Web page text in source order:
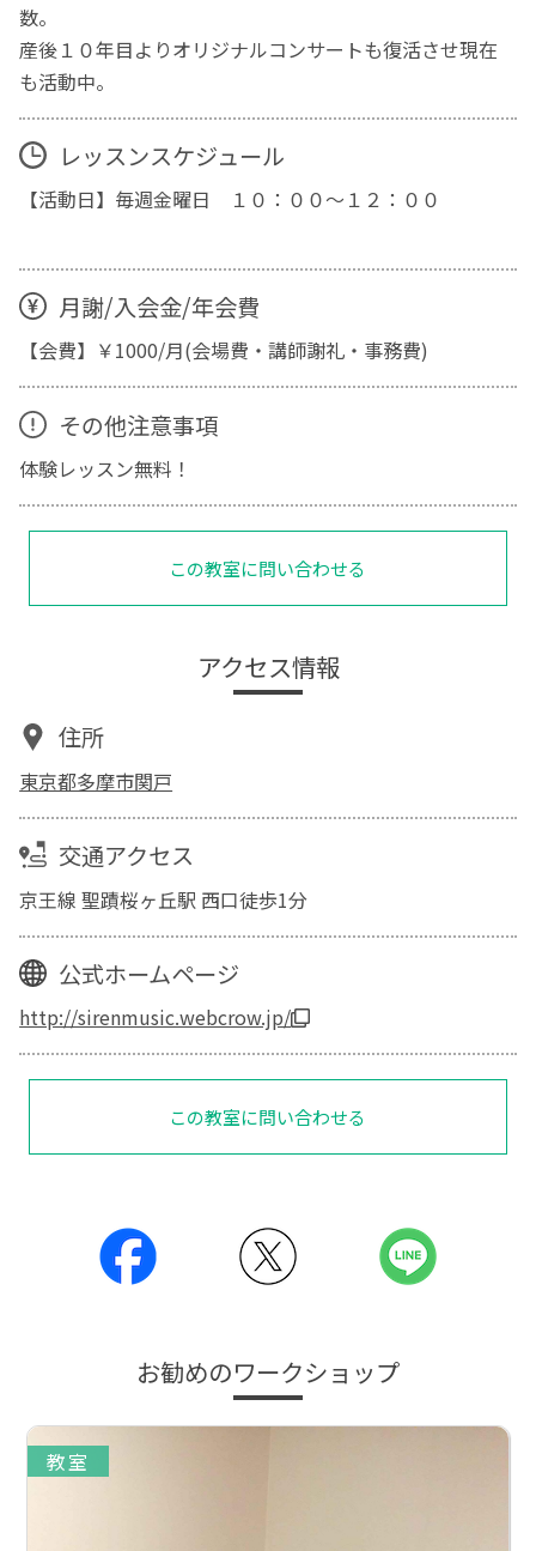
数。
産後１０年目よりオリジナルコンサートも復活させ現在
も活動中。
レッスンスケジュール
【活動日】毎週金曜日 １０：００～１２：００
月謝/入会金/年会費
【会費】￥1000/月(会場費・講師謝礼・事務費)
その他注意事項
体験レッスン無料！
この教室に問い合わせる
アクセス情報
住所
東京都多摩市関戸
交通アクセス
京王線 聖蹟桜ヶ丘駅 西口徒歩1分
公式ホームページ
http://sirenmusic.webcrow.jp/
この教室に問い合わせる
お勧めのワークショップ
教室